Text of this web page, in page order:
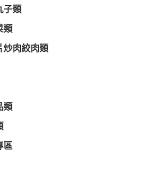
子類
類
炒肉絞肉類
類
區